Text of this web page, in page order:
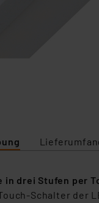
in drei Stufen per
Schalter der